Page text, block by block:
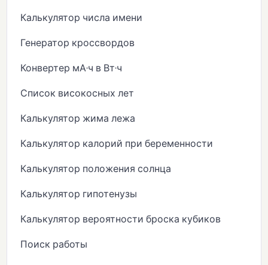
Калькулятор числа имени
Генератор кроссвордов
Конвертер мА·ч в Вт·ч
Список високосных лет
Калькулятор жима лежа
Калькулятор калорий при беременности
Калькулятор положения солнца
Калькулятор гипотенузы
Калькулятор вероятности броска кубиков
Поиск работы